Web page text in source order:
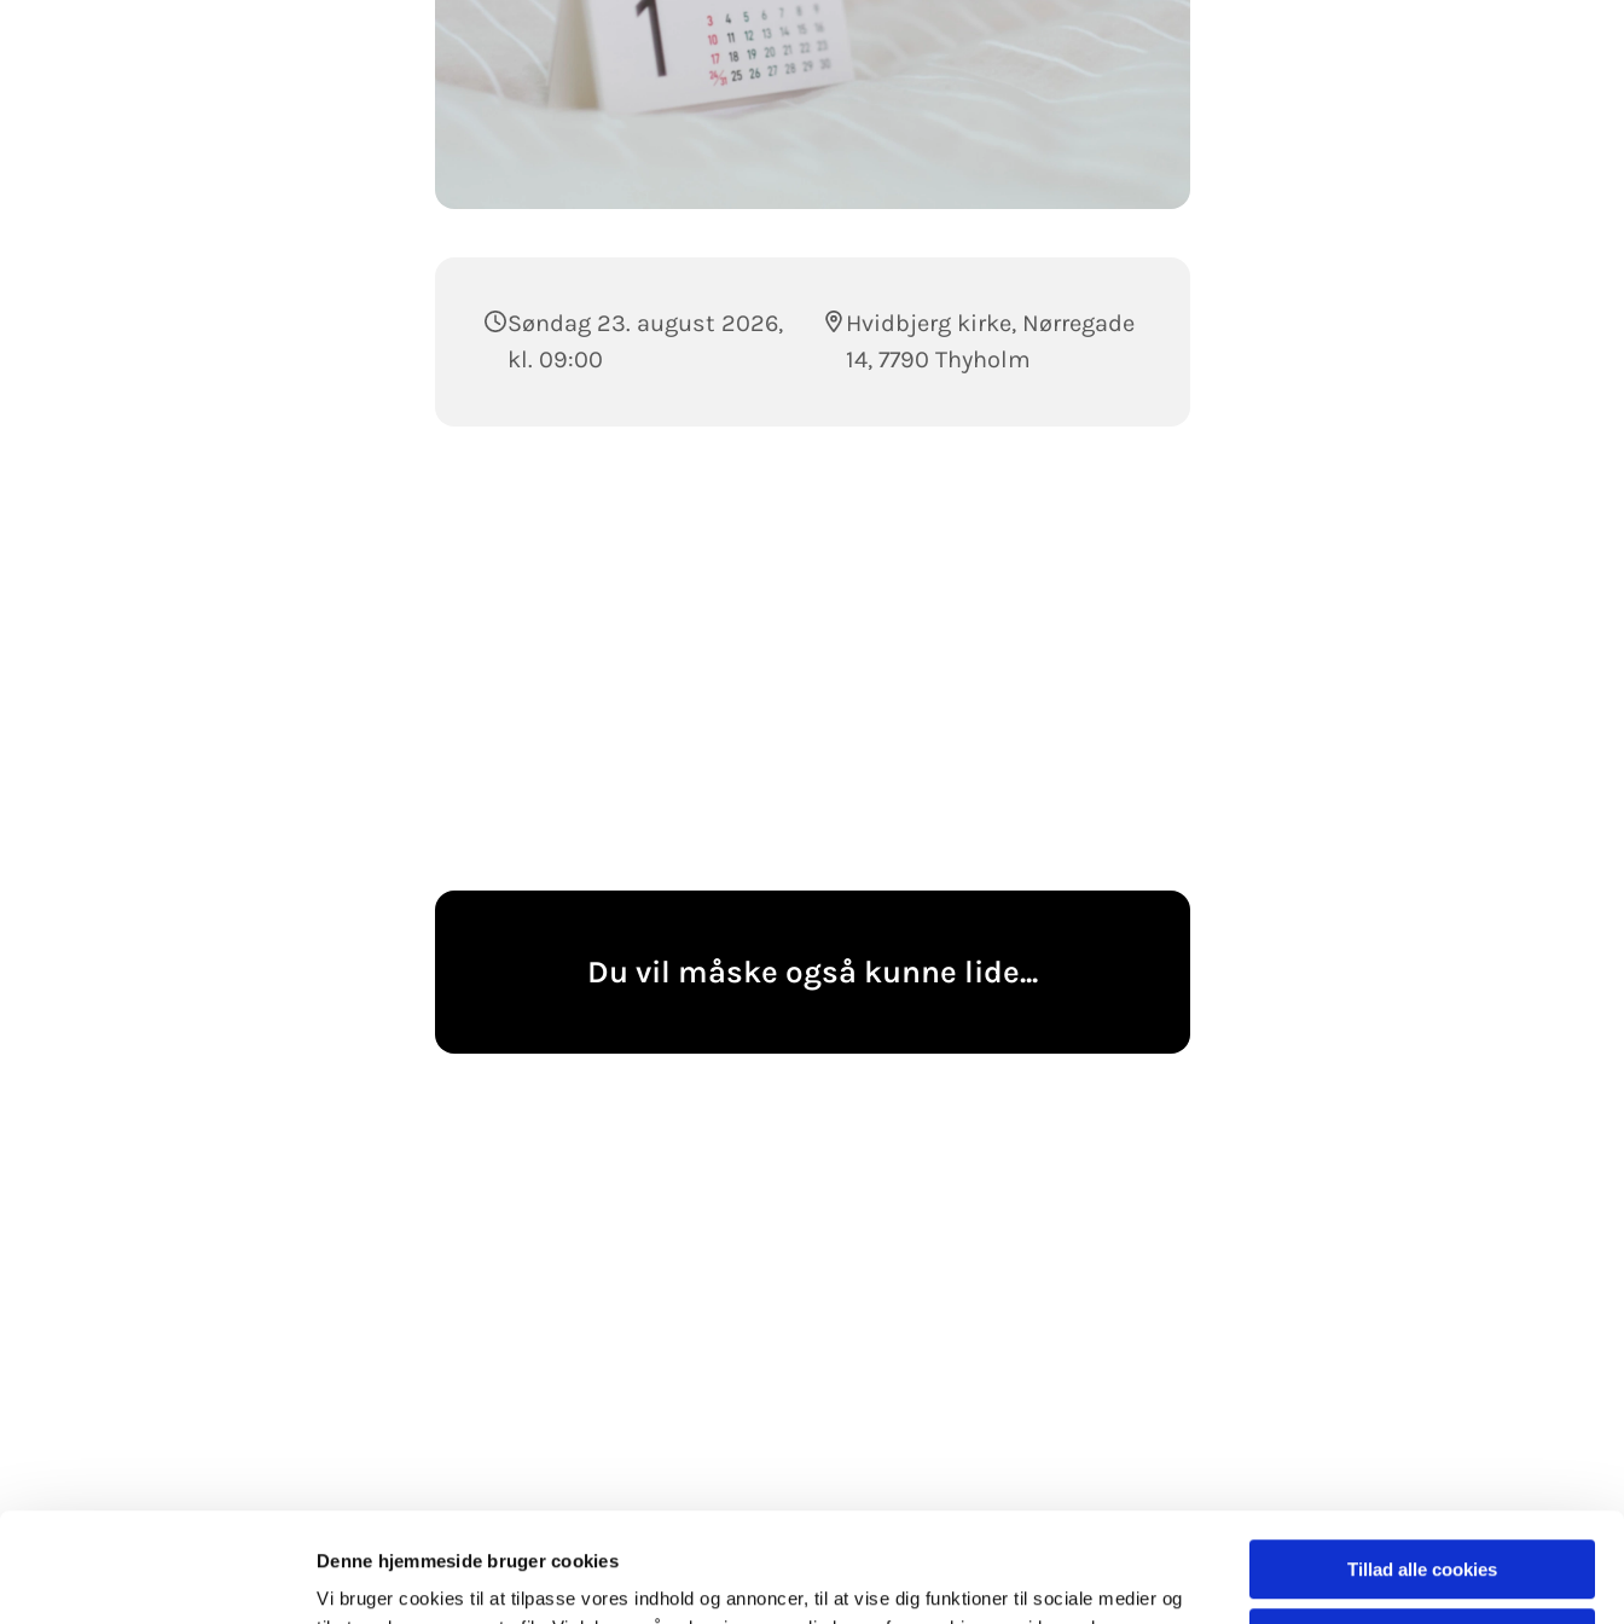
Denne hjemmeside bruger cookies
Vi bruger cookies til at tilpasse vores indhold og annoncer, til at vise dig funktioner til sociale medier og
Tillad alle cookies
Søndag 23. august 2026,
kl. 09:00
Hvidbjerg kirke, Nørregade
14, 7790 Thyholm
Du vil måske også kunne lide...